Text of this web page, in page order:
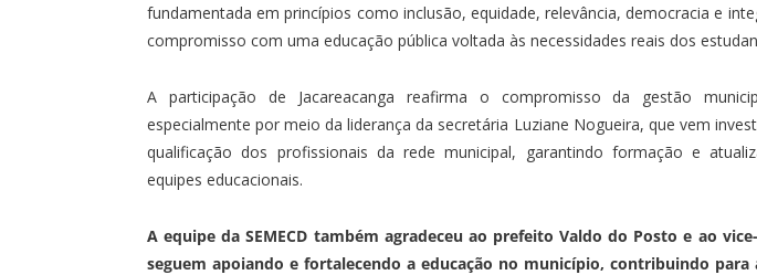
fundamentada em princípios como inclusão, equidade, relevância, democracia e
compromisso com uma educação pública voltada às necessidades reais dos
A participação de Jacareacanga reafirma o compromisso da gestão
especialmente por meio da liderança da secretária Luziane Nogueira, que vem
qualificação dos profissionais da rede municipal, garantindo formação e
equipes educacionais.
A equipe da SEMECD também agradeceu ao prefeito Valdo do Posto e ao
seguem apoiando e fortalecendo a educação no município, contribuindo para